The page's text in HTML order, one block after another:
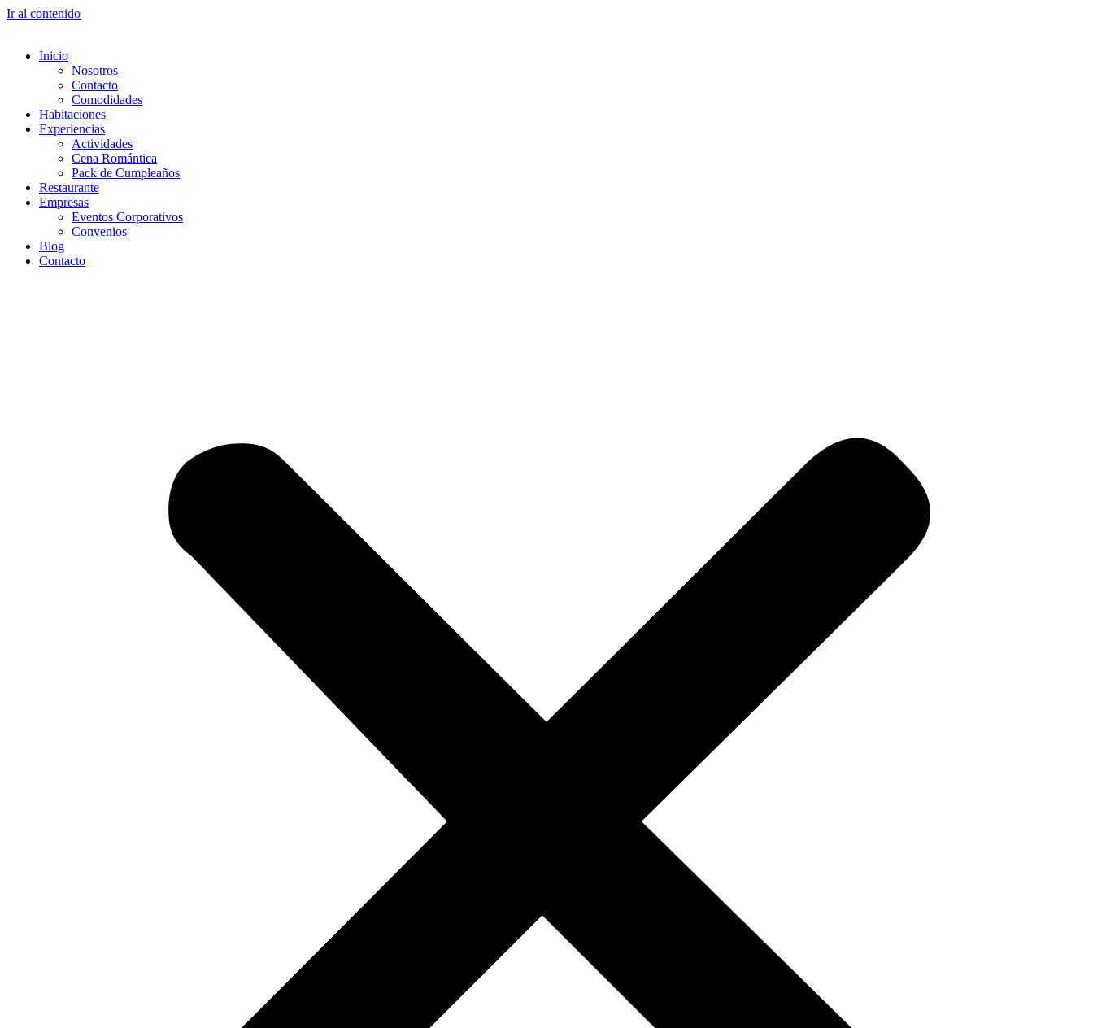
Ir al contenido
Inicio
Nosotros
Contacto
Comodidades
Habitaciones
Experiencias
Actividades
Cena Romántica
Pack de Cumpleaños
Restaurante
Empresas
Eventos Corporativos
Convenios
Blog
Contacto